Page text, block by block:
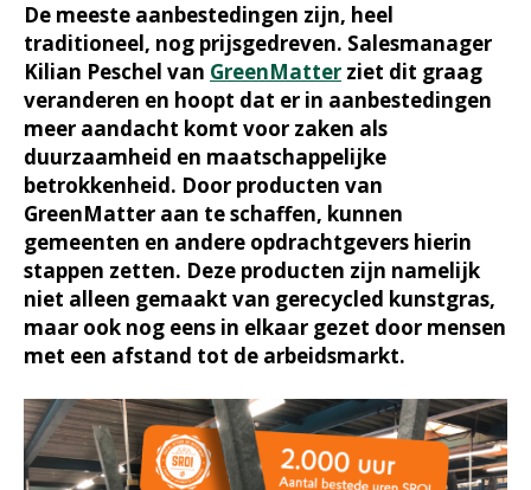
De meeste aanbestedingen zijn, heel
traditioneel, nog prijsgedreven. Salesmanager
Kilian Peschel van GreenMatter ziet dit graag
veranderen en hoopt dat er in aanbestedingen
meer aandacht komt voor zaken als
duurzaamheid en maatschappelijke
betrokkenheid. Door producten van
GreenMatter aan te schaffen, kunnen
gemeenten en andere opdrachtgevers hierin
stappen zetten. Deze producten zijn namelijk
niet alleen gemaakt van gerecycled kunstgras,
maar ook nog eens in elkaar gezet door mensen
met een afstand tot de arbeidsmarkt.